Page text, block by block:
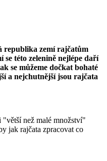
republika zemí rajčatům
se této zelenině nejlépe daří
se můžeme dočkat bohaté
a nejchutnější jsou rajčata
"větší než malé množství"
jak rajčata zpracovat co